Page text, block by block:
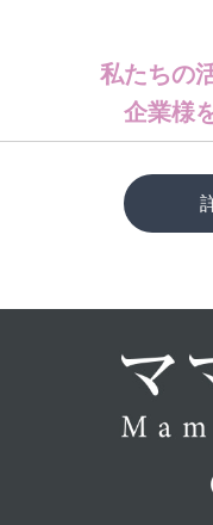
私たちの
企業様